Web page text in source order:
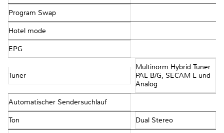
Program Swap
Hotel mode
EPG
Tuner
Multinorm Hybrid Tuner
PAL B/G, SECAM L und
Analog
Automatischer Sendersuchlauf
Ton Dual Stereo